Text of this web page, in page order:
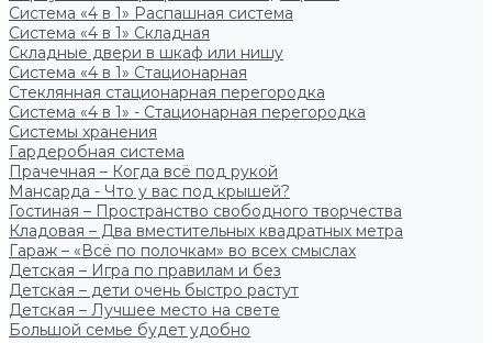
Система «4 в 1» Распашная система
Система «4 в 1» Складная
Складные двери в шкаф или нишу
Система «4 в 1» Стационарная
Стеклянная стационарная перегородка
Система «4 в 1» - Стационарная перегородка
Системы хранения
Гардеробная система
Прачечная – Когда всё под рукой
Мансарда - Что у вас под крышей?
Гостиная – Пространство свободного творчества
Кладовая – Два вместительных квадратных метра
Гараж – «Всё по полочкам» во всех смыслах
Детская – Игра по правилам и без
Детская – дети очень быстро растут
Детская – Лучшее место на свете
Большой семье будет удобно